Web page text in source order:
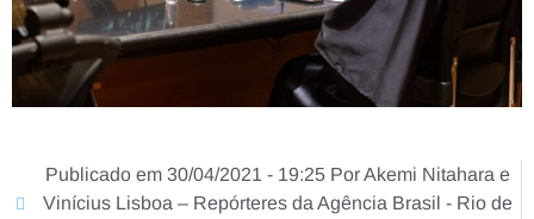
Publicado em 30/04/2021 - 19:25 Por Akemi Nitahara e
Vinícius Lisboa – Repórteres da Agência Brasil - Rio de